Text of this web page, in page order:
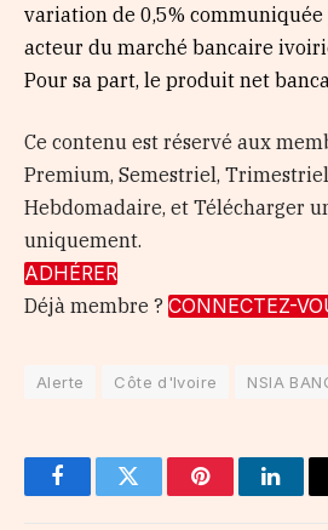
variation de 0,5%
acteur du marché bancaire
Pour sa part, le produit net
Ce contenu est réservé aux
Premium, Semestriel,
Hebdomadaire, et Télécharger
uniquement.
ADHÉRER
Déjà membre ? CONNECTEZ-
Alerte Côte d'Ivoire NSIA
FacebookTwitter Pinterest